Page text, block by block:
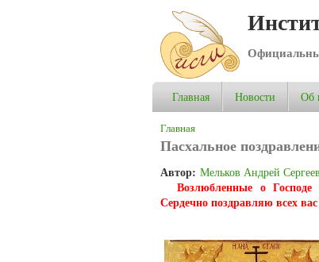
Главная Новости Об
Вы здесь
Главная
Пасхальное
Автор: Мельков Андрей
Возлюбленные о
Сердечно поздравляю всех